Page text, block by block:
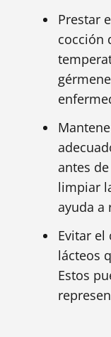
Prestar
cocción
antes
limpiar
ayuda a
Evitar
lácteos
Estos